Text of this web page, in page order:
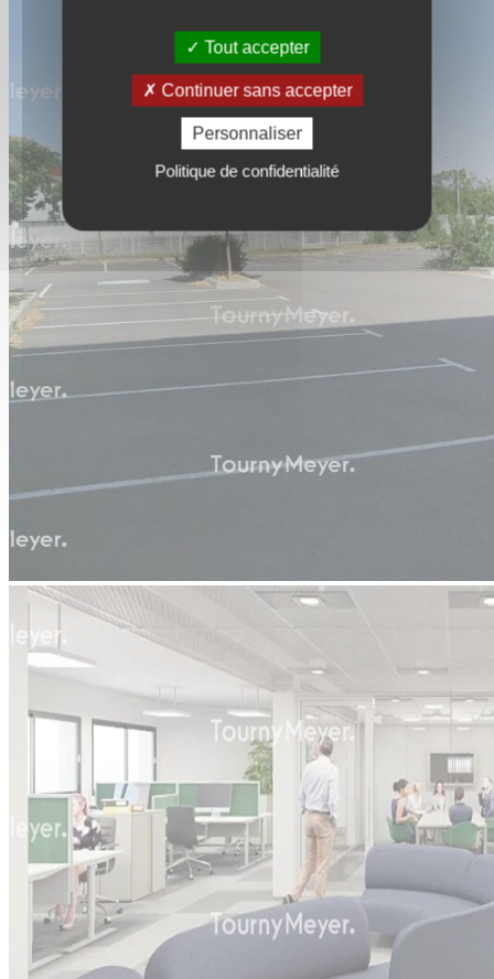
Tout accepter
Continuer sans accepter
Personnaliser
Politique de confidentialité